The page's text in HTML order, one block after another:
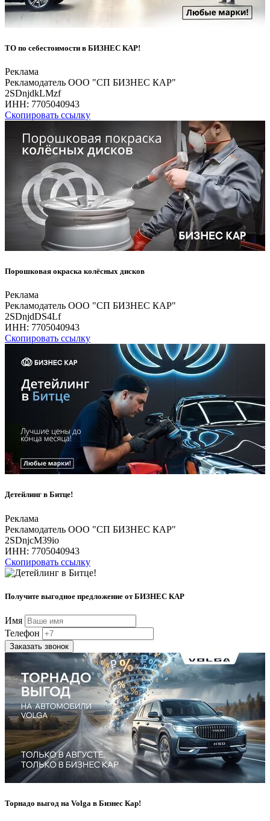
ТО по себестоимости в БИЗНЕС КАР!
Реклама
Рекламодатель ООО "СП БИЗНЕС КАР"
2SDnjdkLMzf
ИНН: 7705040943
Скопировать ссылку
Порошковая окраска колёсных дисков
Реклама
Рекламодатель ООО "СП БИЗНЕС КАР"
2SDnjdDS4Lf
ИНН: 7705040943
Скопировать ссылку
Детейлинг в Битце!
Реклама
Рекламодатель ООО "СП БИЗНЕС КАР"
2SDnjcM39io
ИНН: 7705040943
Скопировать ссылку
Получите выгодное предложение от БИЗНЕС КАР
Имя
Телефон
Заказать звонок
Торнадо выгод на Volga в Бизнес Кар!